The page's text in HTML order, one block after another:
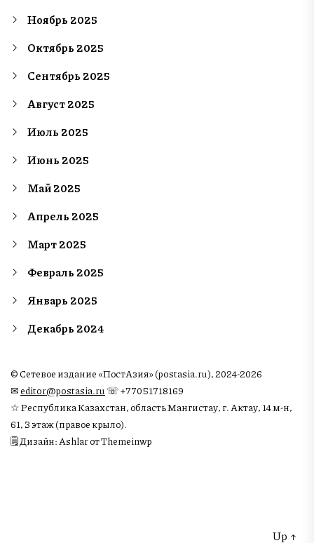
Ноябрь 2025
Октябрь 2025
Сентябрь 2025
Август 2025
Июль 2025
Июнь 2025
Май 2025
Апрель 2025
Март 2025
Февраль 2025
Январь 2025
Декабрь 2024
© Сетевое издание «ПостАзия» (postasia.ru), 2024-2026
✉︎editor@postasia.ru ☏ +77051718169
☆ Республика Казахстан, область Мангистау, г. Актау, 14 м-н,
61, 3 этаж (правое крыло).
🗒 Дизайн: Ashlar от Themeinwp
Up ↑